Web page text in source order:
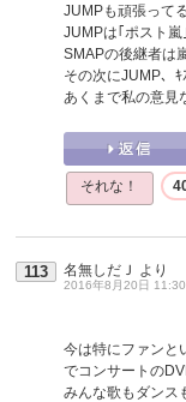
JUMPも頑張って
JUMPは｢ポスト
SMAPの後継者は
その次にJUMP、
あくまで私の意
それな！
113 名無しだＪ より
2016年8月20日
今は特にファンと
でコンサートの
みんな歌もダンス